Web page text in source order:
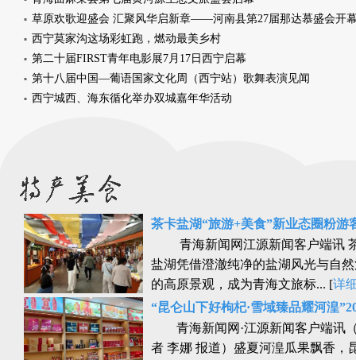
西宁莫家沟这场彩虹跑，燃动最美乡村
第二十届FIRST青年电影展7月17日西宁启幕
第十八届中国—葡语国家文化周（西宁站）歌舞表演见闻
西宁城西、海东循化举办双城嘉年华活动
茶卡盐湖“旅游+美食”新业态圈粉游
青海新闻网江源新闻客户端讯
盐湖凭借澄澈纯净的盐湖风光与自
的高原景观，成为青海文旅标... [详
“昆仑山下好枸杞·雪域臻品耀河湟
青海新闻网·江源新闻客户端讯
者 李娜 报道）盛夏河湟瓜果飘香，